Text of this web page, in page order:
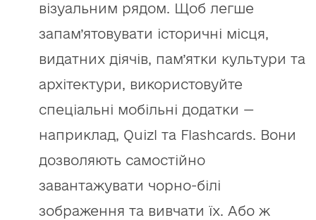
візуальним рядом. Щоб легше
запам’ятовувати історичні місця,
видатних діячів, пам’ятки культури та
архітектури, використовуйте
спеціальні мобільні додатки —
наприклад, Quizl та Flashcards. Вони
дозволяють самостійно
завантажувати чорно-білі
зображення та вивчати їх. Або ж